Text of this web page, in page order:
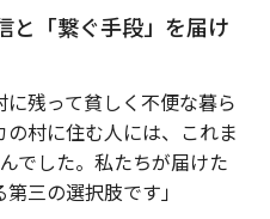
と「繋ぐ手段」を届け
に残って貧しく不便な暮ら
村に住む人には、これま
でした。私たちが届けた
三の選択肢です」